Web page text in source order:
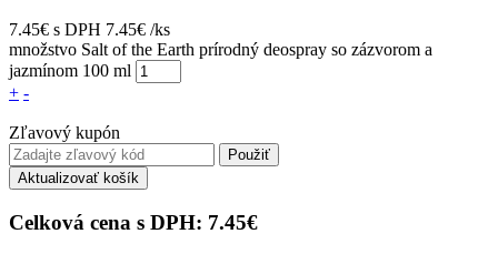
7.45€ s DPH 7.45€ /ks
množstvo Salt of the Earth prírodný deospray so zázvorom a
jazmínom 100 ml
+ -
Zľavový kupón
Použiť
Aktualizovať košík
Celková cena s DPH: 7.45€